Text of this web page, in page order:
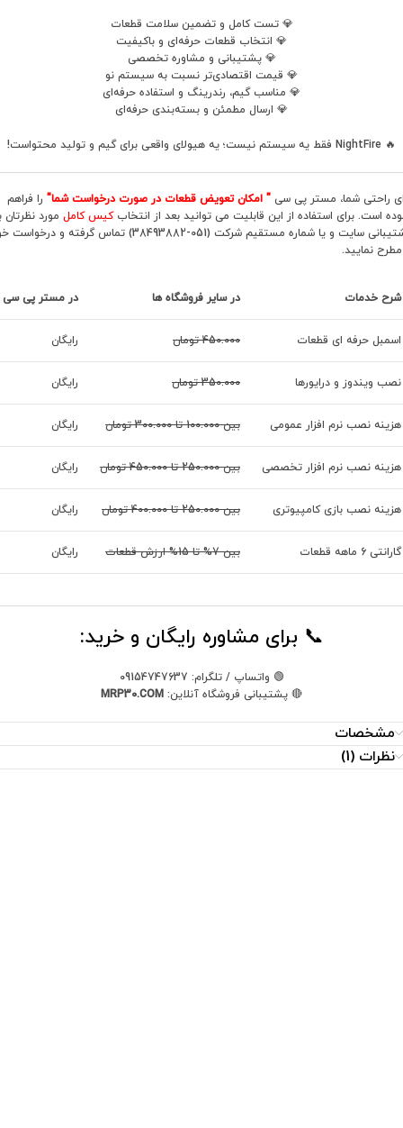
💎 تست کامل و تضمین سلامت قطعات
💎 انتخاب قطعات حرفه‌ای و باکیفیت
💎 پشتیبانی و مشاوره تخصصی
💎 قیمت اقتصادی‌تر نسبت به سیستم نو
💎 مناسب گیم، رندرینگ و استفاده حرفه‌ای
💎 ارسال مطمئن و بسته‌بندی حرفه‌ای
🔥 NightFire فقط یه سیستم نیست؛ یه هیولای واقعی برای گیم و تولید محتواست!
راحتی شما، مستر پی سی " امکان تعویض قطعات در صورت درخواست شما" را فراهم
است. برای استفاده از این قابلیت می توانید بعد از انتخابکیس کامل مورد نظرتان
پشتیبانی سایت و یا شماره مستقیم شرکت (051-38493882) تماس گرفته و
مطرح نمایید.
شرح خدمات در سایر فروشگاه ها در مستر پی سی
اسمبل حرفه ای قطعات 450.000 تومان رایگان
نصب ویندوز و درایورها 350.000 تومان رایگان
هزینه نصب نرم افزار عمومی بین 100.000 تا 300.000 تومان رایگان
هزینه نصب نرم افزار تخصصی بین 250.000 تا 450.000 تومان رایگان
هزینه نصب بازی کامپیوتری بین 250.000 تا 400.000 تومان رایگان
گارانتی 6 ماهه قطعات بین 7% تا 15% ارزش قطعات رایگان
📞 برای مشاوره رایگان و خرید:
🟢 واتساپ / تلگرام: 09154747637
🔴 پشتیبانی فروشگاه آنلاین: MRP30.COM
مشخصات
نظرات (1)